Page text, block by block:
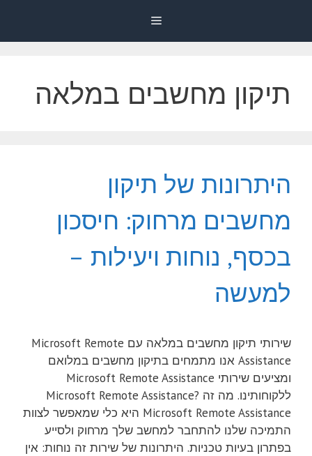
Menu
תיקון מחשבים במלאה
היתרונות של תיקון
מחשבים מרחוק: חיסכון
בכסף, נוחות ויעילות –
למעשה
שירותי תיקון מחשבים במלאה עם Microsoft Remote
Assistance אנו מתמחים בתיקון מחשבים במלואם
ומציעים שירותי Microsoft Remote Assistance
ללקוחותינו. מה זה Microsoft Remote Assistance?
Microsoft Remote Assistance היא כלי שמאפשר לצוות
התמיכה שלנו להתחבר למחשב שלך מרחוק ולסייע
בפתרון בעיות טכניות. היתרונות של שירות זה נוחות: אין